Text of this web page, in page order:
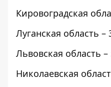
Кировоградская
Луганская область –
Львовская область –
Николаевская